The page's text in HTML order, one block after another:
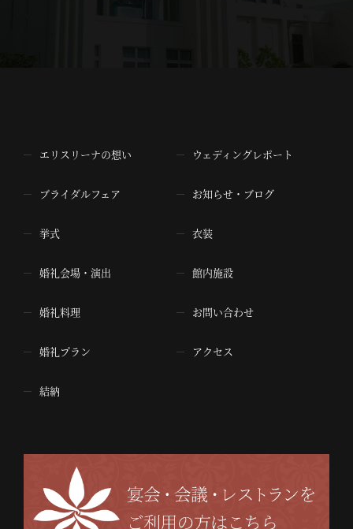
エリスリーナの想い
ブライダルフェア
挙式
婚礼会場・演出
婚礼料理
婚礼プラン
結納
ウェディングレポート
お知らせ・ブログ
衣装
館内施設
お問い合わせ
アクセス